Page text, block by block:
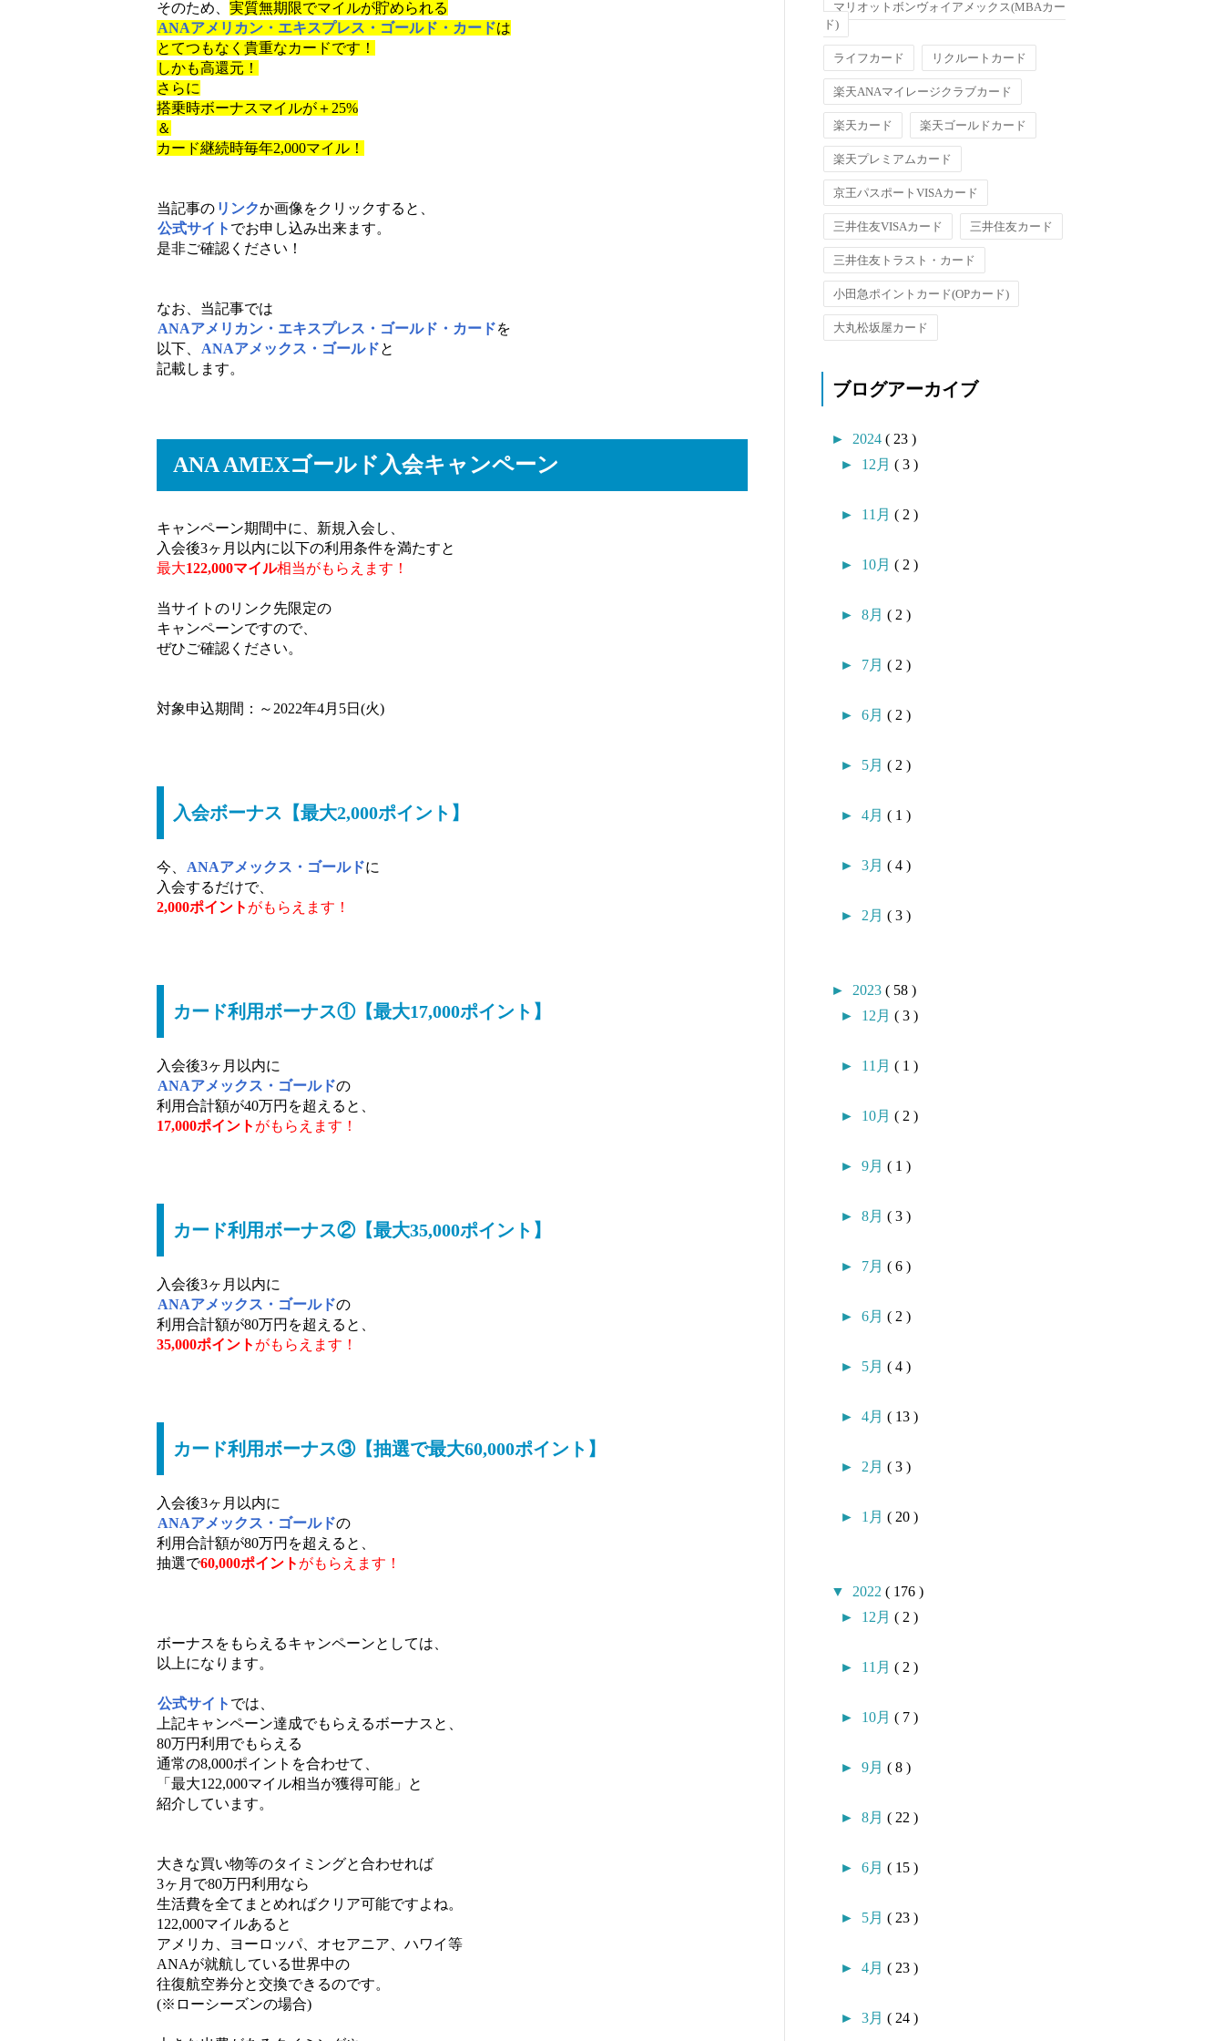
そのため、 実質無期限でマイルが貯められる
ANAアメリカン・エキスプレス・ゴールド・カードは
とてつもなく貴重なカードです！
しかも高還元！
さらに
搭乗時ボーナスマイルが＋25%
＆
カード継続時毎年2,000マイル！
当記事の リンクか画像をクリックすると、
公式サイト でお申し込み出来ます。
是非ご確認ください！
なお、当記事では
ANAアメリカン・エキスプレス・ゴールド・カードを
以下、
ANAアメックス・ゴールドと
記載します。
ANA AMEXゴールド入会キャンペーン
キャンペーン期間中に、新規入会し、
入会後3ヶ月以内に以下の利用条件を満たすと
最大122,000マイル相当がもらえます！
当サイトのリンク先限定の
キャンペーンですので、
ぜひご確認ください。
対象申込期間：～2022年4月5日(火)
入会ボーナス【最大2,000ポイント】
今、 ANAアメックス・ゴールドに
入会するだけで、
2,000ポイント がもらえます！
カード利用ボーナス①【最大17,000ポイント】
入会後3ヶ月以内に
ANAアメックス・ゴールドの
利用合計額が40万円を超えると、
17,000ポイント がもらえます！
カード利用ボーナス②【最大35,000ポイント】
入会後3ヶ月以内に
ANAアメックス・ゴールドの
利用合計額が80万円を超えると、
35,000ポイント がもらえます！
カード利用ボーナス③【抽選で最大60,000ポイント】
入会後3ヶ月以内に
ANAアメックス・ゴールドの
利用合計額が80万円を超えると、
抽選で60,000ポイント がもらえます！
ボーナスをもらえるキャンペーンとしては、
以上になります。
公式サイト では、
上記キャンペーン達成でもらえるボーナスと、
80万円利用でもらえる
通常の8,000ポイントを合わせて、
「最大122,000マイル相当が獲得可能」と
紹介しています。
大きな買い物等のタイミングと合わせれば
3ヶ月で80万円利用なら
生活費を全てまとめればクリア可能ですよね。
122,000マイルあると
アメリカ、ヨーロッパ、オセアニア、ハワイ等
ANAが就航している世界中の
往復航空券分と交換できるのです。
(※ローシーズンの場合)
マリオットボンヴォイアメックス(MBAカー
ド)
ライフカード リクルートカード
楽天ANAマイレージクラブカード
楽天カード 楽天ゴールドカード
楽天プレミアムカード
京王パスポートVISAカード
三井住友VISAカード 三井住友カード
三井住友トラスト・カード
小田急ポイントカード(OPカード)
大丸松坂屋カード
ブログアーカイブ
► 2024 ( 23 )
► 12月 ( 3 )
► 11月 ( 2 )
► 10月 ( 2 )
► 8月 ( 2 )
► 7月 ( 2 )
► 6月 ( 2 )
► 5月 ( 2 )
► 4月 ( 1 )
► 3月 ( 4 )
► 2月 ( 3 )
► 2023 ( 58 )
► 12月 ( 3 )
► 11月 ( 1 )
► 10月 ( 2 )
► 9月 ( 1 )
► 8月 ( 3 )
► 7月 ( 6 )
► 6月 ( 2 )
► 5月 ( 4 )
► 4月 ( 13 )
► 2月 ( 3 )
► 1月 ( 20 )
▼ 2022 ( 176 )
► 12月 ( 2 )
► 11月 ( 2 )
► 10月 ( 7 )
► 9月 ( 8 )
► 8月 ( 22 )
► 6月 ( 15 )
► 5月 ( 23 )
► 4月 ( 23 )
► 3月 ( 24 )